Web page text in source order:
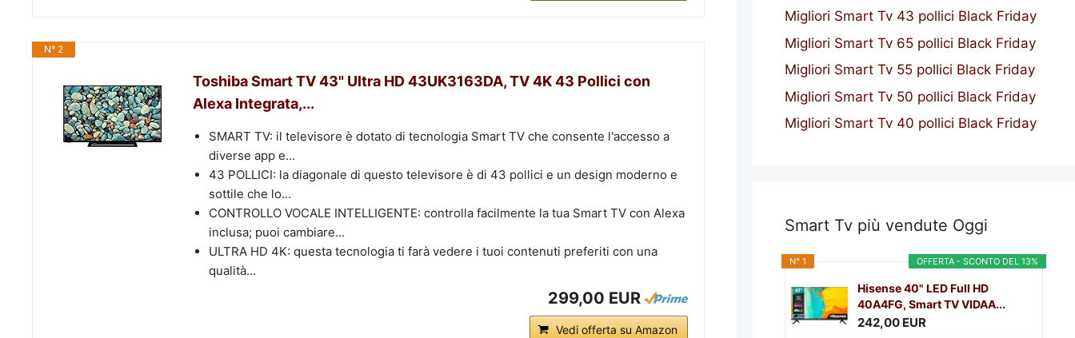
N° 2
Toshiba Smart TV 43" Ultra HD 43UK3163DA, TV 4K 43 Pollici con
Alexa Integrata,...
SMART TV: il televisore è dotato di tecnologia Smart TV che consente l'accesso a
diverse app e...
43 POLLICI: la diagonale di questo televisore è di 43 pollici e un design moderno e
sottile che lo...
CONTROLLO VOCALE INTELLIGENTE: controlla facilmente la tua Smart TV con Alexa
inclusa; puoi cambiare...
ULTRA HD 4K: questa tecnologia ti farà vedere i tuoi contenuti preferiti con una
qualità...
299,00 EUR
Vedi offerta su Amazon
Migliori Smart Tv 43 pollici Black Friday
Migliori Smart Tv 65 pollici Black Friday
Migliori Smart Tv 55 pollici Black Friday
Migliori Smart Tv 50 pollici Black Friday
Migliori Smart Tv 40 pollici Black Friday
Smart Tv più vendute Oggi
OFFERTA - SCONTO DEL 13%
N° 1
Hisense 40" LED Full HD
40A4FG, Smart TV VIDAA...
242,00 EUR